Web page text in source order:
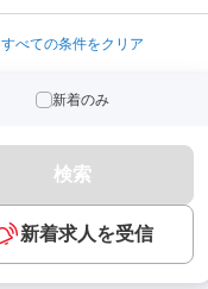
すべての条件をクリア
新着のみ
検索
新着求人を受信